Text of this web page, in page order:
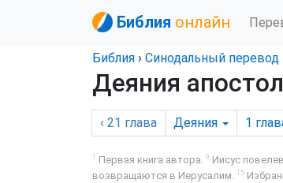
Библия онлайн
Библия › Синодальный перевод
Деяния
‹ 21 глава Деяния 1
1 Первая книга автора. 9 Иисус
возвращаются в Иерусалим. 15